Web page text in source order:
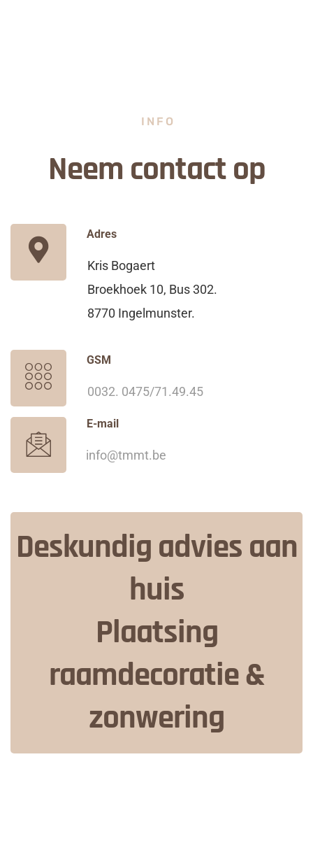
INFO
Neem contact op
Adres
Kris Bogaert
Broekhoek 10, Bus 302.
8770 Ingelmunster.
GSM
0032. 0475/71.49.45
E-mail
info@tmmt.be
Deskundig advies aan
huis
Plaatsing
raamdecoratie &
zonwering